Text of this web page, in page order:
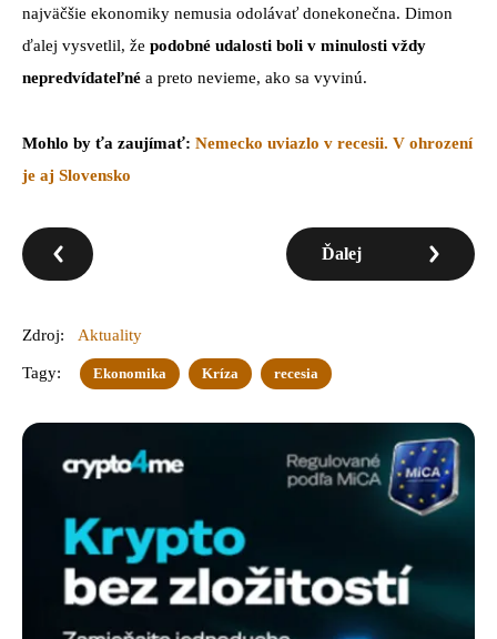
najväčšie ekonomiky nemusia odolávať donekonečna. Dimon
ďalej vysvetlil, že podobné udalosti boli v minulosti vždy
nepredvídateľné a preto nevieme, ako sa vyvinú.
Mohlo by ťa zaujímať: Nemecko uviazlo v recesii. V ohrození
je aj Slovensko
Ďalej
Zdroj: Aktuality
Tagy: Ekonomika Kríza recesia